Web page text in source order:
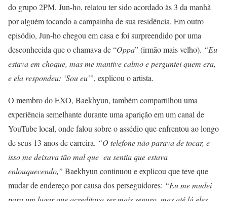
do grupo 2PM, Jun-ho, relatou ter sido acordado às 3 da manhã
por alguém tocando a campainha de sua residência. Em outro
episódio, Jun-ho chegou em casa e foi surpreendido por uma
desconhecida que o chamava de “Oppa” (irmão mais velho). “Eu
estava em choque, mas me mantive calmo e perguntei quem era,
e ela respondeu: ‘Sou eu'”, explicou o artista.
O membro do EXO, Baekhyun, também compartilhou uma
experiência semelhante durante uma aparição em um canal de
YouTube local, onde falou sobre o assédio que enfrentou ao longo
de seus 13 anos de carreira. “O telefone não parava de tocar, e
isso me deixava tão mal que eu sentia que estava
enlouquecendo,” Baekhyun continuou e explicou que teve que
mudar de endereço por causa dos perseguidores: “Eu me mudei